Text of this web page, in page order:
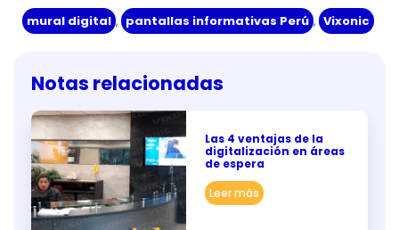
mural digital , pantallas informativas Perú , Vixonic
Notas relacionadas
Las 4 ventajas de la
digitalización en áreas
de espera
Leer más